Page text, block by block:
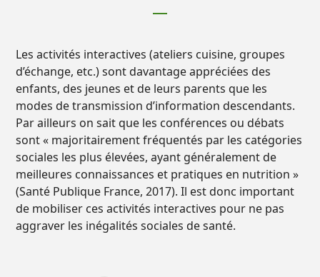
Les activités interactives (ateliers cuisine, groupes
d’échange, etc.) sont davantage appréciées des
enfants, des jeunes et de leurs parents que les
modes de transmission d’information descendants.
Par ailleurs on sait que les conférences ou débats
sont « majoritairement fréquentés par les catégories
sociales les plus élevées, ayant généralement de
meilleures connaissances et pratiques en nutrition »
(Santé Publique France, 2017). Il est donc important
de mobiliser ces activités interactives pour ne pas
aggraver les inégalités sociales de santé.